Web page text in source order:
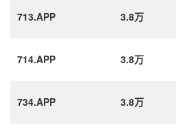
713.APP 3.8万
714.APP 3.8万
734.APP 3.8万